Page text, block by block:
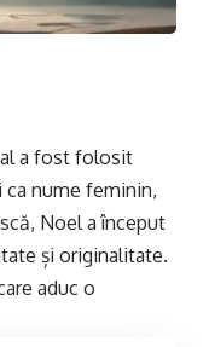
a fost folosit
nume feminin,
Noel a început
și originalitate.
aduc o